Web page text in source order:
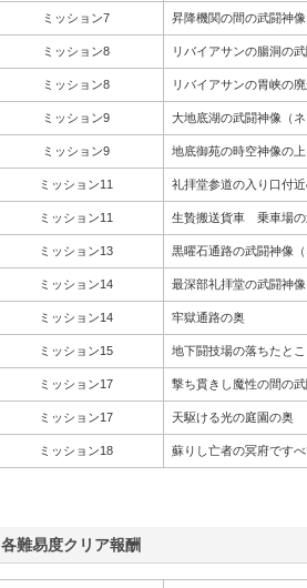
ミッション7 昇降機関の間の武闘神像
ミッション8 リバイアサンの腸洞の
ミッション8 リバイアサンの胃峡の
ミッション9 大地底湖の武闘神像（ネ
ミッション9 地底御苑の時空神像の上
ミッション11 礼拝堂参道の入り口付
ミッション11 生贄搬送貨車 乗車場の
ミッション13 黒曜石通路の武闘神像（
ミッション14 最深部礼拝堂の武闘神像
ミッション14 牢獄通路の奥
ミッション15 地下闘技場の落ちたとこ
ミッション17 撃ち貫きし魔性の間の武
ミッション17 天駆ける光の庭園の奥
ミッション18 蘇りし亡者の冥府です
各難易度クリア報酬